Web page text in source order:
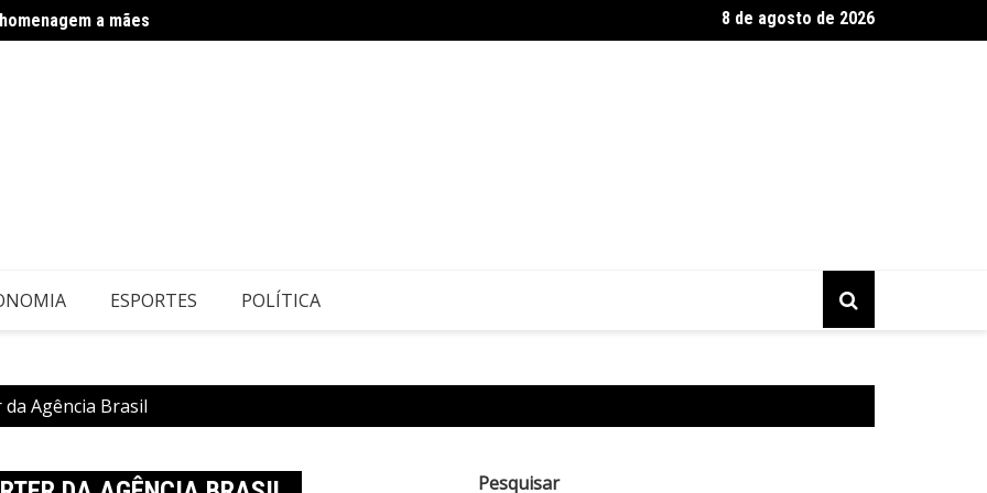
Infantino encontra presidente da Conmebol e reforça apoio sul-
8 de agosto de 2026
ESPORTES POLÍTICA
Agência Brasil
Pesquisar